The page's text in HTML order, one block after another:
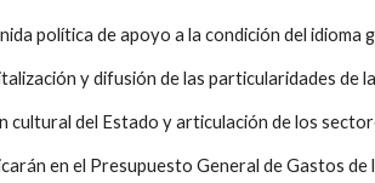
política de apoyo a la condición del idioma
y difusión de las particularidades de
cultural del Estado y articulación de los
en el Presupuesto General de Gastos de